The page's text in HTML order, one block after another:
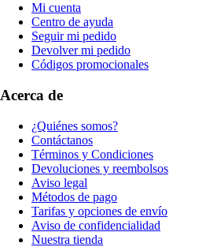
Mi cuenta
Centro de ayuda
Seguir mi pedido
Devolver mi pedido
Códigos promocionales
Acerca de
¿Quiénes somos?
Contáctanos
Términos y Condiciones
Devoluciones y reembolsos
Aviso legal
Métodos de pago
Tarifas y opciones de envío
Aviso de confidencialidad
Nuestra tienda